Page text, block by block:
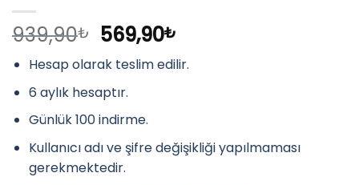
939,90₺ Orijinal
fiyat:
939,90₺.
569,90₺
andaki
fiyat:
Hesap olarak teslim edilir.
6 aylık hesaptır.
Günlük 100 indirme.
Kullanıcı adı ve şifre değişikliği yapılmaması
gerekmektedir.